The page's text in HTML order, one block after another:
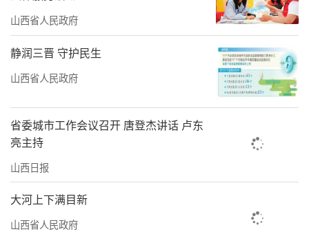
山西文旅业开拓了新模式。”山西省文化和旅
游厅副厅长陈少卿表示。山西省文旅厅和山西
省文物局联合发函，在确保文物安全的前提下
支持相关拍摄工作，协调有关专家讲解并接受
采访，积极协助拍摄团队，为游戏取景提供了
便利。
8月22日，在山西2024数字文旅品牌创新大
会上，山西省文旅厅正式启动“跟着悟空游山
西”活动及具体线路，发布了“天命人集结
山西省人民政府
静润三晋 守护民生
山西省人民政府
省委城市工作会议召开 唐登杰讲话 卢东
亮主持
山西日报
大河上下满目新
山西省人民政府